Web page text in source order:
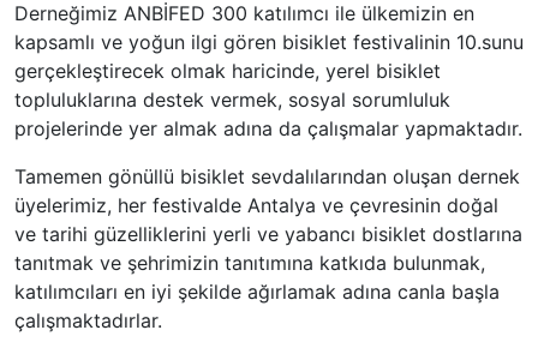
Derneğimiz ANBİFED 300 katılımcı ile ülkemizin en
kapsamlı ve yoğun ilgi gören bisiklet festivalinin 10.sunu
gerçekleştirecek olmak haricinde, yerel bisiklet
topluluklarına destek vermek, sosyal sorumluluk
projelerinde yer almak adına da çalışmalar yapmaktadır.
Tamemen gönüllü bisiklet sevdalılarından oluşan dernek
üyelerimiz, her festivalde Antalya ve çevresinin doğal
ve tarihi güzelliklerini yerli ve yabancı bisiklet dostlarına
tanıtmak ve şehrimizin tanıtımına katkıda bulunmak,
katılımcıları en iyi şekilde ağırlamak adına canla başla
çalışmaktadırlar.